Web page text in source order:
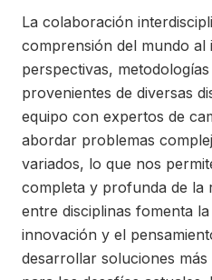
La colaboración
comprensión del mundo al
perspectivas,
provenientes de diversas
equipo con expertos de
abordar problemas
variados, lo que nos
completa y profunda de la
entre disciplinas fomenta
innovación y el
desarrollar soluciones